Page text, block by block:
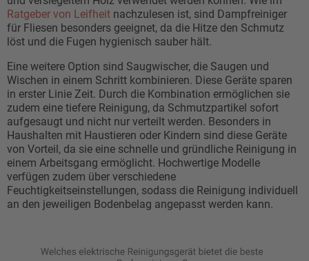
Ratgeber von Leifheit nachzulesen ist, sind Dampfreiniger
für Fliesen besonders geeignet, da die Hitze den Schmutz
löst und die Fugen hygienisch sauber hält.
Eine weitere Option sind Saugwischer, die Saugen und
Wischen in einem Schritt kombinieren. Diese Geräte sparen
in erster Linie Zeit. Durch die Kombination ermöglichen sie
zudem eine tiefere Reinigung, da Schmutzpartikel sofort
aufgesaugt und nicht nur verteilt werden. Besonders in
Haushalten mit Haustieren oder Kindern sind diese Geräte
von Vorteil, da sie eine schnelle und gründliche Reinigung in
einem Arbeitsgang ermöglicht. Hochwertige Modelle
verfügen zudem über verschiedene
Feuchtigkeitseinstellungen, sodass die Reinigung individuell
an den jeweiligen Bodenbelag angepasst werden kann.